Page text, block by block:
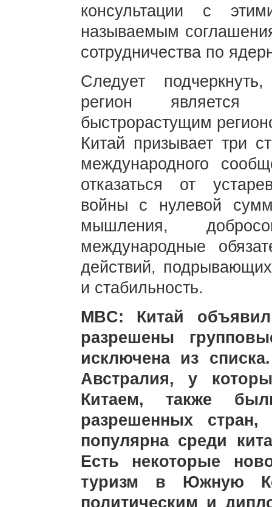
консультации с
называемым
сотрудничества по
Следует
регион
быстрорастущим
Китай призывает три
международного
отказаться от
войны с нулевой
мышления,
международные
действий,
и стабильность.
MBC: Китай
разрешены
исключена из
Австралия, у
Китаем, также
разрешенных
популярна среди
Есть некоторые
туризм в Южную
политическим и